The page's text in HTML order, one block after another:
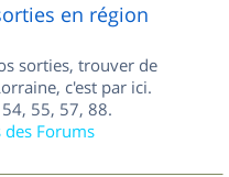
en région
sorties, trouver de
c'est par ici.
55, 57, 88.
Forums